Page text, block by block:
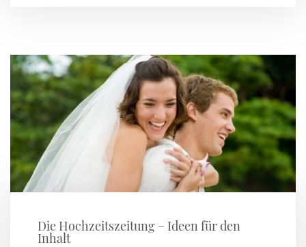
Die Hochzeitszeitung – Ideen für den
Inhalt